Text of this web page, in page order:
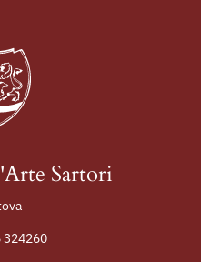
Sartori
324260